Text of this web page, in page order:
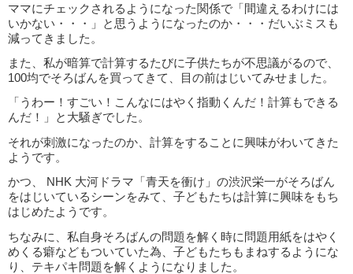
ママにチェックされるようになった関係で「間違えるわけには
いかない・・・」と思うようになったのか・・・だいぶミスも
減ってきました。
また、私が暗算で計算するたびに子供たちが不思議がるので、
100均でそろばんを買ってきて、目の前はじいてみせました。
「うわー！すごい！こんなにはやく指動くんだ！計算もできる
んだ！」と大騒ぎでした。
それが刺激になったのか、計算をすることに興味がわいてきた
ようです。
かつ、 NHK 大河ドラマ「青天を衝け」の渋沢栄一がそろばん
をはじいているシーンをみて、子どもたちは計算に興味をもち
はじめたようです。
ちなみに、私自身そろばんの問題を解く時に問題用紙をはやく
めくる癖などもついていた為、子どもたちもまねするようにな
り、テキパキ問題を解くようになりました。